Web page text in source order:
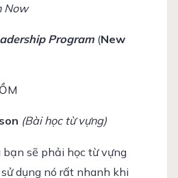
Now
Program (New
(Bài học từ vựng)
sẽ phải học từ vựng
dụng nó rất nhanh khi